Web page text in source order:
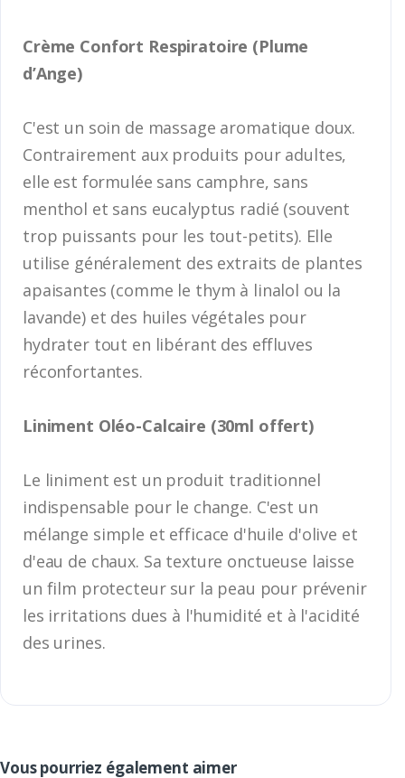
Crème Confort Respiratoire (Plume
d’Ange)
C'est un soin de massage aromatique doux.
Contrairement aux produits pour adultes,
elle est formulée sans camphre, sans
menthol et sans eucalyptus radié (souvent
trop puissants pour les tout-petits). Elle
utilise généralement des extraits de plantes
apaisantes (comme le thym à linalol ou la
lavande) et des huiles végétales pour
hydrater tout en libérant des effluves
réconfortantes.
Liniment Oléo-Calcaire (30ml offert)
Le liniment est un produit traditionnel
indispensable pour le change. C'est un
mélange simple et efficace d'huile d'olive et
d'eau de chaux. Sa texture onctueuse laisse
un film protecteur sur la peau pour prévenir
les irritations dues à l'humidité et à l'acidité
des urines.
Vous pourriez également aimer